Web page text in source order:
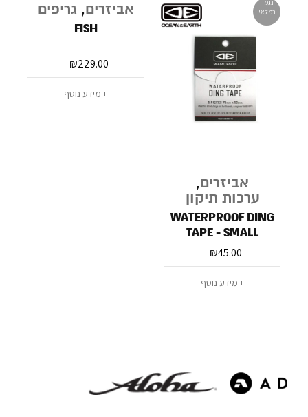
במלאי
אביזרים, גריפים
FISH
₪229.00
מידע נוסף
נגמר
במלאי
אביזרים,
ערכות תיקון
WATERPROOF DING
TAPE - SMALL
₪45.00
מידע נוסף